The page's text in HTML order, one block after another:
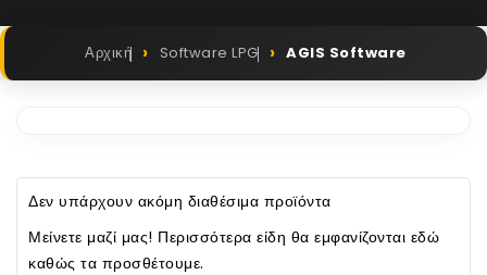
Αρχική Software LPG AGIS Software
Δεν υπάρχουν ακόμη διαθέσιμα προϊόντα
Μείνετε μαζί μας! Περισσότερα είδη θα εμφανίζονται εδώ
καθώς τα προσθέτουμε.